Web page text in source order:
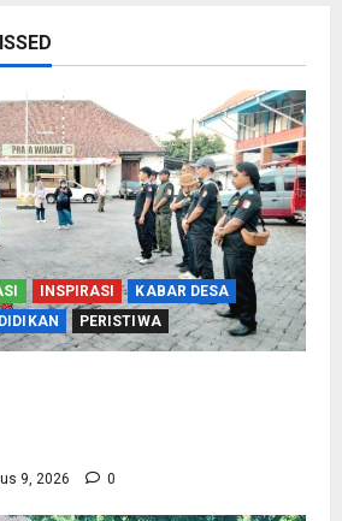
INSPIRASI
KABAR DESA
PERISTIWA
9, 2026 0